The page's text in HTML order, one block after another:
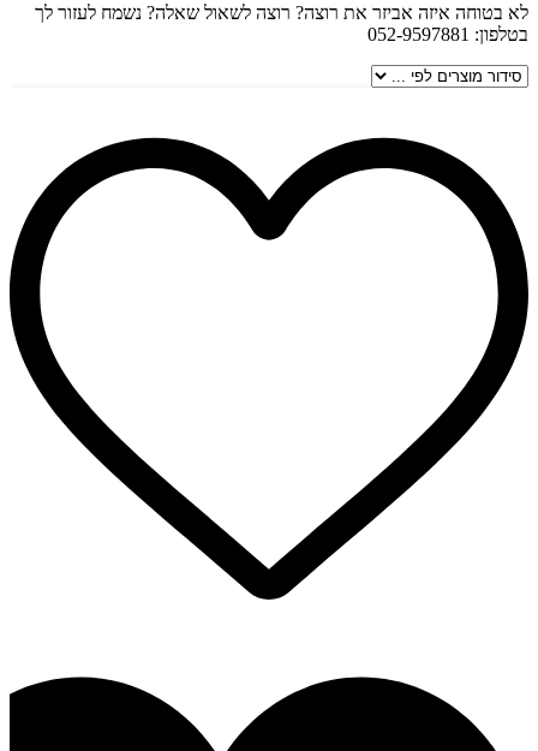
לא בטוחה איזה אביזר את רוצה? רוצה לשאול שאלה? נשמח לעזור לך
בטלפון: 052-9597881